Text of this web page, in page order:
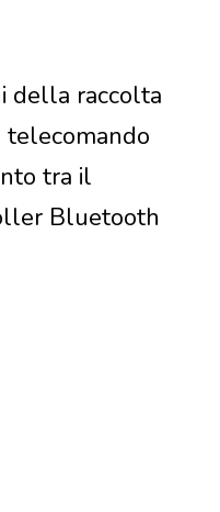
della raccolta
telecomando
tra il
Bluetooth